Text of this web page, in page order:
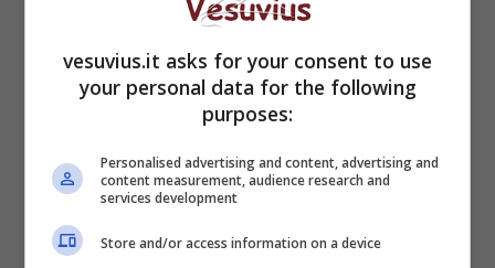
vesuvius.it asks for your consent to use
your personal data for the following
purposes:
Personalised advertising and content, advertising and
content measurement, audience research and
services development
Store and/or access information on a device